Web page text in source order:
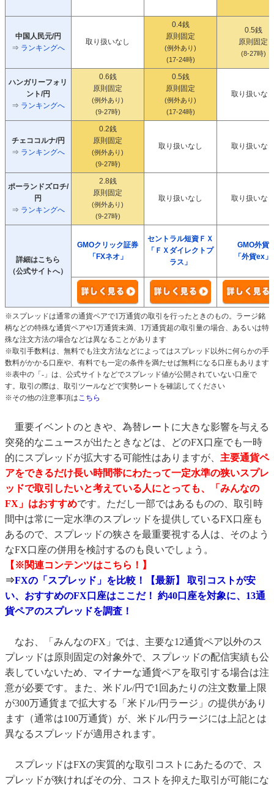
中国人民元/円
⇒ ランキングへ
取り扱いなし
0.4銭
原則固定
(例外あり)
(17-24時)
0.5銭
原則固定
(8-27時)
ハンガリーフォリ
ント/円
⇒ ランキングへ
0.6銭
原則固定
(例外あり)
(9-27時)
0.5銭
原則固定
(例外あり)
(17-24時)
取り扱いな
チェココルナ/円
⇒ ランキングへ
0.2銭
原則固定
(例外あり)
(9-27時)
取り扱いなし 取り扱いな
ポーランドズロチ/
円
⇒ ランキングへ
2.8銭
原則固定
(例外あり)
(9-27時)
取り扱いなし 取り扱いな
詳細はこちら
（公式サイトへ）
GMOクリック証券
「FXネオ」
セントラル短資ＦＸ
「ＦＸダイレクトプ
ラス」
GMO外貨
「外貨ex」
※スプレッドは通常の通貨ペアで1万通貨の取引を行ったときのもの。ラージ銘
柄などの特殊な通貨ペアや1万通貨未満、1万通貨超の取引量の場合、あるいは特
殊な注文方法の場合などは異なることがあります
※取引手数料は、無料でも注文方法などによってはスプレッド以外に何らかの手
数料がかかる口座や、有料でも一定の条件を満たせば無料になる口座もあります
※表中の「-」は、公式サイトなどでスプレッド値が公開されていない口座で
す。取引の際は、取引ツールなどで実勢レートを確認してください
※その他の注意事項は こちら
重要イベントのときや、為替レートに大きな影響を与える
突発的なニュースが出たときなどは、どのFX口座でも一時
的にスプレッドが拡大する可能性はありますが、 主要通貨ペ
アをできるだけ長い時間帯にわたって一定水準の狭いスプレ
ッドで取引したいと考えている人にとっても、「みんなの
FX」はおすすめです。ただし一部ではあるものの、取引時
間中は常に一定水準のスプレッドを提供しているFX口座も
あるので、スプレッドの狭さを最重要視する人は、そのよう
なFX口座の併用を検討するのも良いでしょう。
【※関連コンテンツはこちら！】
⇒FXの「スプレッド」を比較！【最新】 取引コストが安
い、おすすめのFX口座はここだ！ 約40口座を対象に、13通
貨ペアのスプレッドを調査！
なお、「みんなのFX」では、主要な12通貨ペア以外のス
プレッドは原則固定の対象外で、スプレッドの配信実績も公
表していないため、マイナーな通貨ペアを取引する場合は注
意が必要です。また、米ドル/円で1回あたりの注文数量上限
が300万通貨まで拡大する「米ドル/円ラージ」の提供があり
ます（通常は100万通貨）が、米ドル/円ラージには上記とは
異なるスプレッドが適用されます。
スプレッドはFXの実質的な取引コストにあたるので、ス
プレッドが狭ければその分、コストを抑えた取引が可能にな